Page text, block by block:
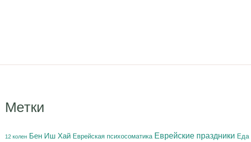
Метки
12 колен Бен Иш Хай Еврейская психосоматика Еврейские праздники Еда